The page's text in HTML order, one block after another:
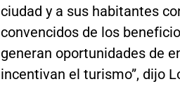
ciudad y a sus habitantes
convencidos de los
generan oportunidades de
incentivan el turismo”, dijo